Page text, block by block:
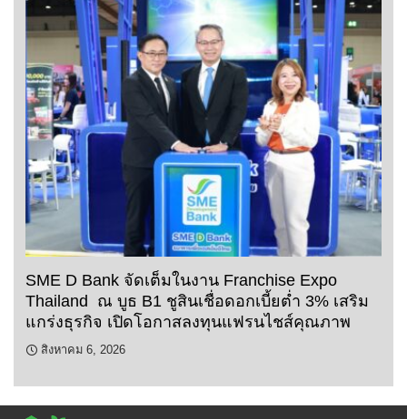
SME D Bank จัดเต็มในงาน Franchise Expo
Thailand ณ บูธ B1 ชูสินเชื่อดอกเบี้ยต่ำ 3% เสริม
แกร่งธุรกิจ เปิดโอกาสลงทุนแฟรนไชส์คุณภาพ
สิงหาคม 6, 2026